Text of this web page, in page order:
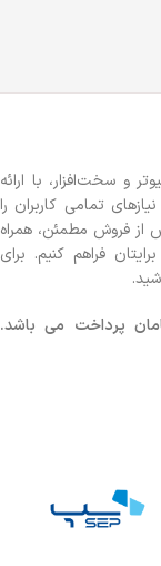
و سخت‌افزار، با ارائه
تمامی کاربران را
از فروش مطمئن، همراه
فراهم کنیم. برای
پرداخت می باشد.